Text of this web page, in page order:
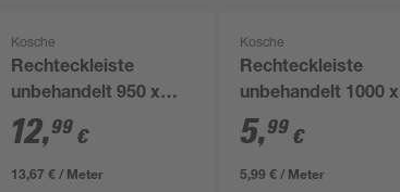
Kosche
Rechteckleiste
unbehandelt 950 x
100 x 20 mm
12,99 €
13,67 € / Meter
Kosche
Rechteckleiste
unbehandelt 1000 x
40 x 30 mm
5,99 €
5,99 € / Meter